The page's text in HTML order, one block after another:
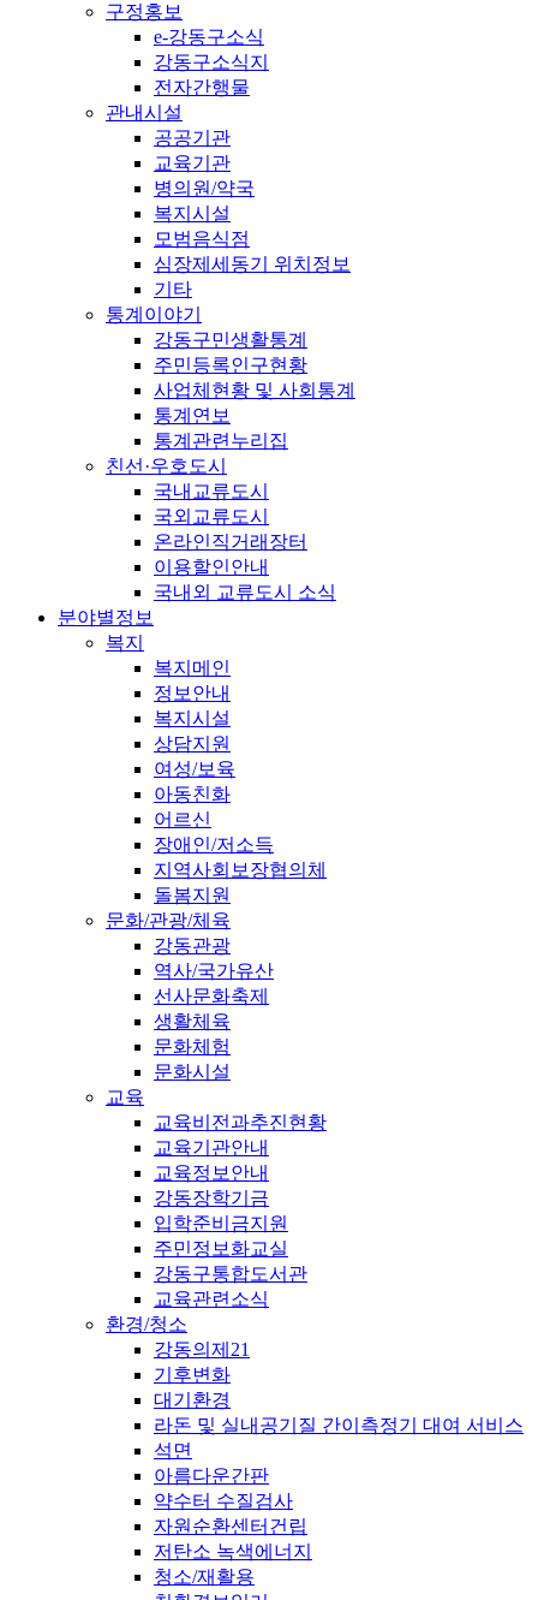
구정홍보
e-강동구소식
강동구소식지
전자간행물
관내시설
공공기관
교육기관
병의원/약국
복지시설
모범음식점
심장제세동기 위치정보
기타
통계이야기
강동구민생활통계
주민등록인구현황
사업체현황 및 사회통계
통계연보
통계관련누리집
친선·우호도시
국내교류도시
국외교류도시
온라인직거래장터
이용할인안내
국내외 교류도시 소식
분야별정보
복지
복지메인
정보안내
복지시설
상담지원
여성/보육
아동친화
어르신
장애인/저소득
지역사회보장협의체
돌봄지원
문화/관광/체육
강동관광
역사/국가유산
선사문화축제
생활체육
문화체험
문화시설
교육
교육비전과추진현황
교육기관안내
교육정보안내
강동장학기금
입학준비금지원
주민정보화교실
강동구통합도서관
교육관련소식
환경/청소
강동의제21
기후변화
대기환경
라돈 및 실내공기질 간이측정기 대여 서비스
석면
아름다운간판
약수터 수질검사
자원순환센터건립
저탄소 녹색에너지
청소/재활용